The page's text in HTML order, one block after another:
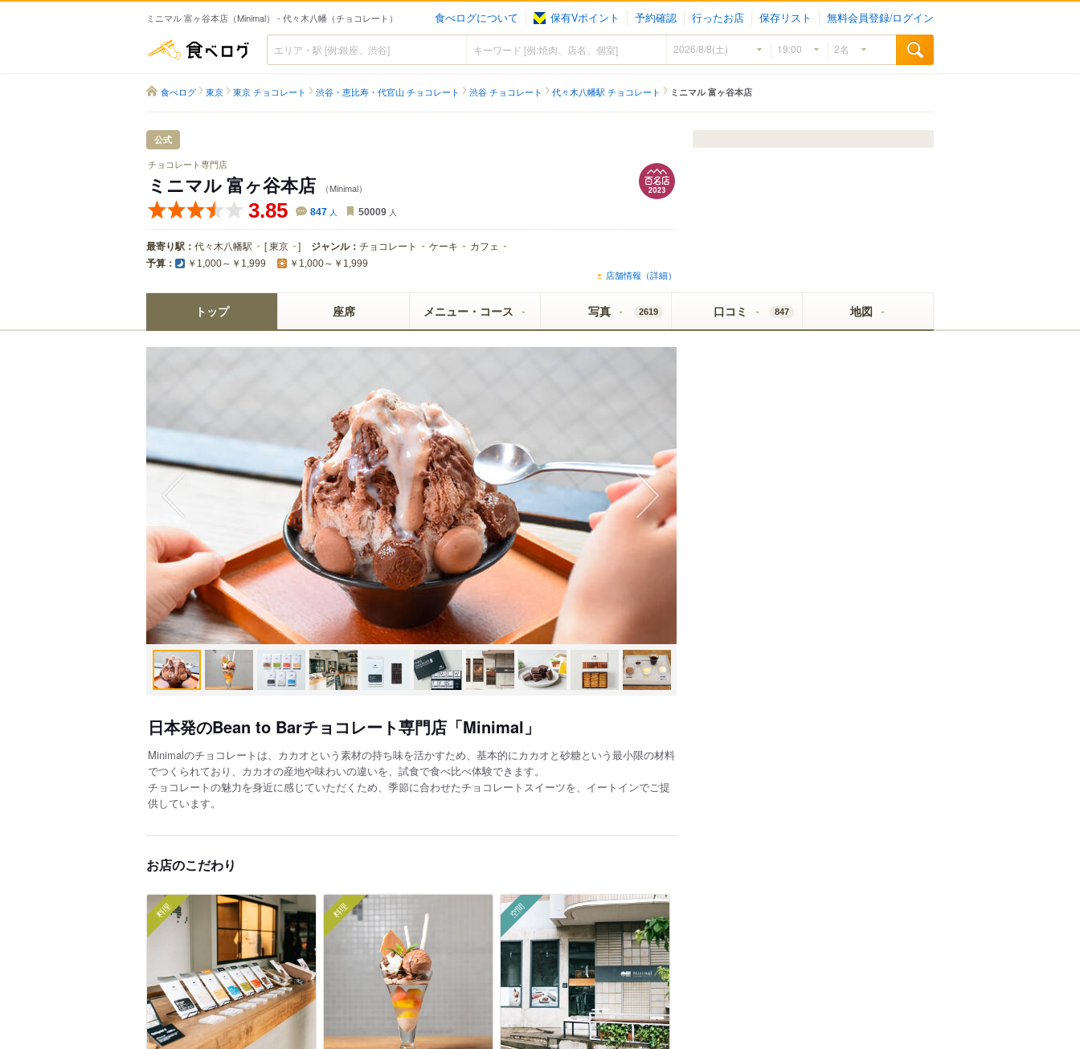
ミニマル 富ヶ谷本店（Minimal） - 代々木八幡（チョコレート） 食べログについて 保有Vポイント 予約確認 行ったお店 保存リスト 無料会員登録/ログイン
食べログ
食べログ 東京 東京 チョコレート 渋谷・恵比寿・代官山 チョコレート 渋谷 チョコレート 代々木八幡駅 チョコレート ミニマル 富ヶ谷本店
公式
チョコレート専門店
ミニマル 富ヶ谷本店 （Minimal）
3.85 847 人 50009 人
最寄り駅： 代々木八幡駅 [東京 ] ジャンル： チョコレート ケーキ カフェ
予算： ￥1,000～￥1,999 ￥1,000～￥1,999
店舗情報（詳細）
トップ 座席 メニュー・コース 写真 2619 口コミ 847 地図
日本発のBean to Barチョコレート専門店「Minimal」
Minimalのチョコレートは、カカオという素材の持ち味を活かすため、基本的にカカオと砂糖という最小限の材料
でつくられており、カカオの産地や味わいの違いを、試食で食べ比べ体験できます。
チョコレートの魅力を身近に感じていただくため、季節に合わせたチョコレートスイーツを、イートインでご提
供しています。
お店のこだわり
料理 料理 空間